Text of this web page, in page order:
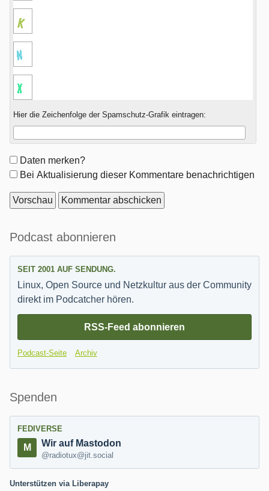
Hier die Zeichenfolge der Spamschutz-Grafik eintragen:
Formular-
Optionen
Daten merken?
Bei Aktualisierung dieser Kommentare benachrichtigen
Seitenleiste
Podcast abonnieren
SEIT 2001 AUF SENDUNG.
Linux, Open Source und Netzkultur aus der Community
direkt im Podcatcher hören.
RSS-Feed abonnieren
Podcast-Seite Archiv
Spenden
FEDIVERSE
Wir auf Mastodon
@radiotux@jit.social
Unterstützen via Liberapay